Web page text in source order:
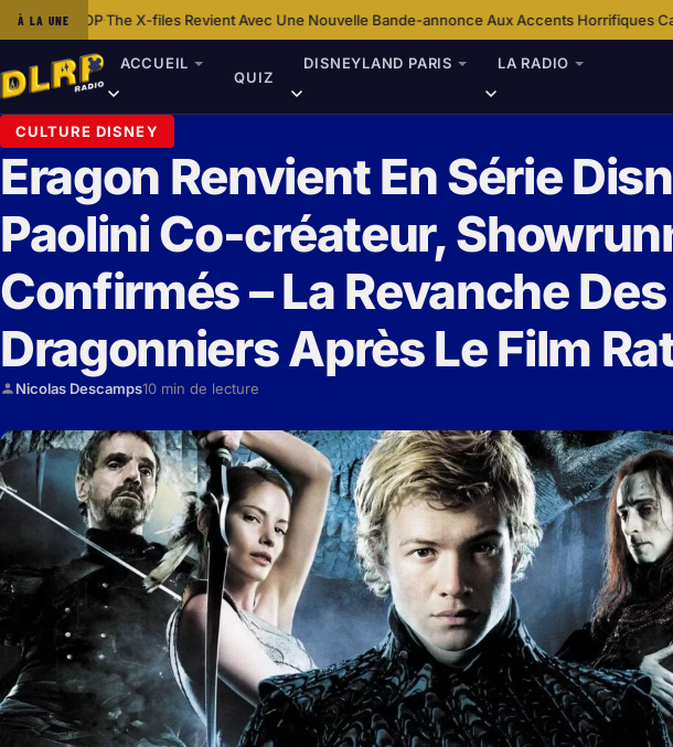
À LA UNE
X-files Revient Avec Une Nouvelle Bande-annonce Aux Accents Horrifiques·Ca S’Est Passé
ACCUEIL
QUIZ
DISNEYLAND PARIS LA RADIO
CULTURE DISNEY
Eragon Renvient En Série
Paolini Co-créateur,
Confirmés – La Revanche Des
Dragonniers Après Le Film
Nicolas Descamps10 min de lecture